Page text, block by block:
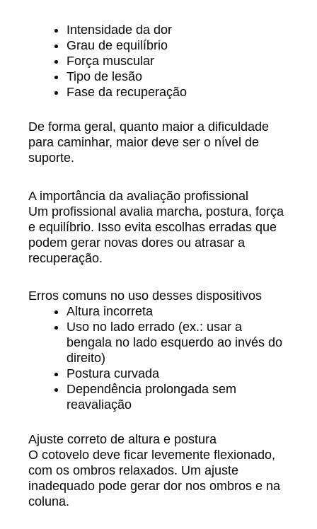
Intensidade da dor
Grau de equilíbrio
Força muscular
Tipo de lesão
Fase da recuperação
De forma geral, quanto maior a dificuldade
para caminhar, maior deve ser o nível de
suporte.
A importância da avaliação profissional
Um profissional avalia marcha, postura, força
e equilíbrio. Isso evita escolhas erradas que
podem gerar novas dores ou atrasar a
recuperação.
Erros comuns no uso desses dispositivos
Altura incorreta
Uso no lado errado (ex.: usar a
bengala no lado esquerdo ao invés do
direito)
Postura curvada
Dependência prolongada sem
reavaliação
Ajuste correto de altura e postura
O cotovelo deve ficar levemente flexionado,
com os ombros relaxados. Um ajuste
inadequado pode gerar dor nos ombros e na
coluna.